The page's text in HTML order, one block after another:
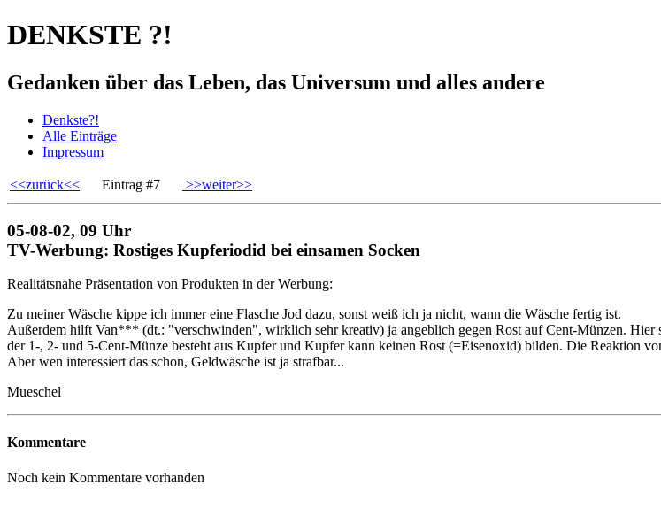
DENKSTE ?!
Gedanken über das Leben, das Universum und alles andere
Denkste?!
Alle Einträge
Impressum
<<zurück<< Eintrag #7 >>weiter>>
05-08-02, 09 Uhr
TV-Werbung: Rostiges Kupferiodid bei einsamen Socken
Realitätsnahe Präsentation von Produkten in der Werbung:
Zu meiner Wäsche kippe ich immer eine Flasche Jod dazu, sonst weiß ich ja nicht, wann die Wäsche fertig ist.
Außerdem hilft Van*** (dt.: "verschwinden", wirklich sehr kreativ) ja angeblich gegen Rost auf Cent-Münzen.
der 1-, 2- und 5-Cent-Münze besteht aus Kupfer und Kupfer kann keinen Rost (=Eisenoxid) bilden. Die Reaktion
Aber wen interessiert das schon, Geldwäsche ist ja strafbar...
Mueschel
Kommentare
Noch kein Kommentare vorhanden